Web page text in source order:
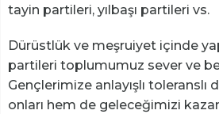
tayin partileri, yılbaşı partileri vs.
Dürüstlük ve meşruiyet içinde
partileri toplumumuz sever ve
Gençlerimize anlayışlı toleranslı
onları hem de geleceğimizi